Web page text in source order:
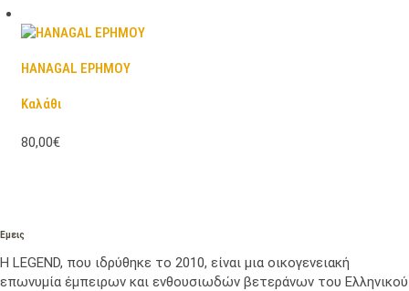
HANAGAL ΕΡΗΜΟΥ
Καλάθι
80,00€
Εμεις
Η LEGEND, που ιδρύθηκε το 2010, είναι μια οικογενειακή
επωνυμία έμπειρων και ενθουσιωδών βετεράνων του Ελληνικού